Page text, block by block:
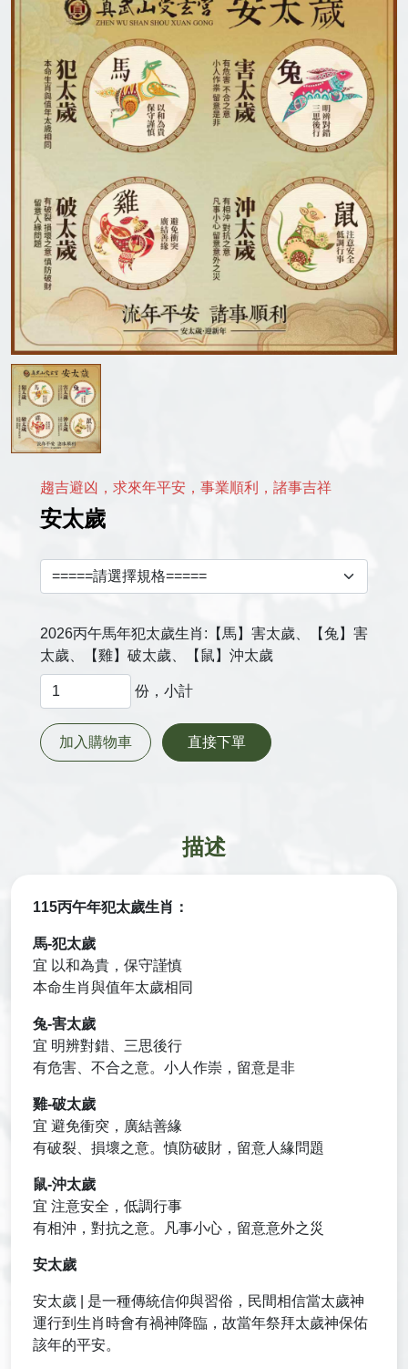
趨吉避凶，求來年平安，事業順利，諸事吉祥
安太歲
2026丙午馬年犯太歲生肖:【馬】害太歲、【兔】害
太歲、【雞】破太歲、【鼠】沖太歲
份，小計
加入購物車 直接下單
描述
115丙午年犯太歲生肖：
馬-犯太歲
宜 以和為貴，保守謹慎
本命生肖與值年太歲相同
兔-害太歲
宜 明辨對錯、三思後行
有危害、不合之意。小人作崇，留意是非
雞-破太歲
宜 避免衝突，廣結善緣
有破裂、損壞之意。慎防破財，留意人緣問題
鼠-沖太歲
宜 注意安全，低調行事
有相沖，對抗之意。凡事小心，留意意外之災
安太歲
安太歲 | 是一種傳統信仰與習俗，民間相信當太歲神
運行到生肖時會有禍神降臨，故當年祭拜太歲神保佑
該年的平安。